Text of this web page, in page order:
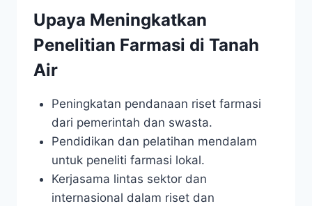
Upaya Meningkatkan
Penelitian Farmasi di Tanah
Air
Peningkatan pendanaan riset farmasi
dari pemerintah dan swasta.
Pendidikan dan pelatihan mendalam
untuk peneliti farmasi lokal.
Kerjasama lintas sektor dan
internasional dalam riset dan